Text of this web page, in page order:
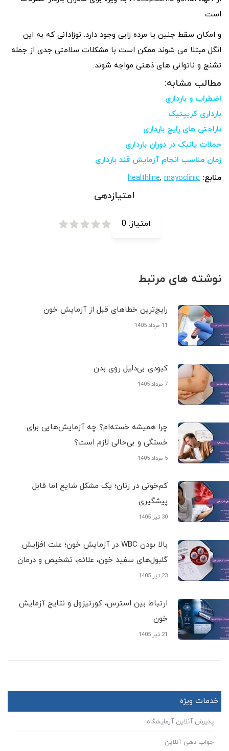
است.
و امکان سقط جنین یا مرده زایی وجود دارد. نوزادانی که به این
انگل مبتلا می شوند ممکن است با مشکلات سلامتی جدی از جمله
تشنج و ناتوانی های ذهنی مواجه شوند.
مطالب مشابه:
اضطراب و بارداری
بارداری کریپتیک
ناراحتی های رایج بارداری
حملات پانیک در دوران بارداری
زمان مناسب انجام آزمایش قند بارداری
منابع:
healthline, mayoclinic
امتیازدهی
امتیاز: 0
نوشته های مرتبط
رایج‌ترین خطاهای قبل از آزمایش خون
11 مرداد 1405
کبودی‌ بی‌دلیل روی بدن
7 مرداد 1405
چرا همیشه خسته‌ام؟ چه آزمایش‌هایی برای
خستگی و بی‌حالی لازم است؟
5 مرداد 1405
کم‌خونی در زنان؛ یک مشکل شایع اما قابل
پیشگیری
30 تیر 1405
بالا بودن WBC در آزمایش خون؛ علت افزایش
گلبول‌های سفید خون، علائم، تشخیص و درمان
23 تیر 1405
ارتباط بین استرس، کورتیزول و نتایج آزمایش
خون
21 تیر 1405
خدمات ویژه
پذیرش آنلاین آزمایشگاه
جواب دهی آنلاین